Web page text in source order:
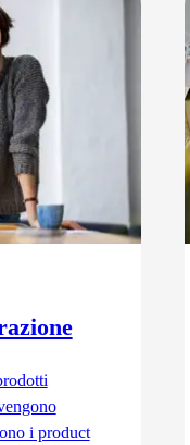
i product